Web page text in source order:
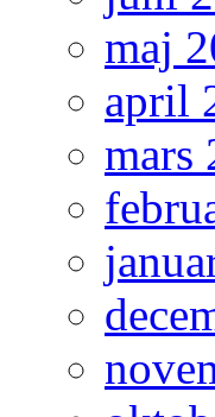
maj
april
mars